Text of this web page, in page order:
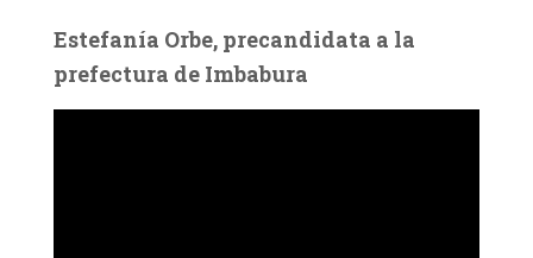
Estefanía Orbe, precandidata a la
prefectura de Imbabura